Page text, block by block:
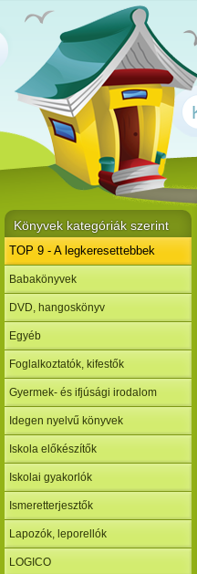
Könyvek kategóriák szerint
TOP 9 - A legkeresettebbek
Babakönyvek
DVD, hangoskönyv
Egyéb
Foglalkoztatók, kifestők
Gyermek- és ifjúsági irodalom
Idegen nyelvű könyvek
Iskola előkészítők
Iskolai gyakorlók
Ismeretterjesztők
Lapozók, leporellók
LOGICO